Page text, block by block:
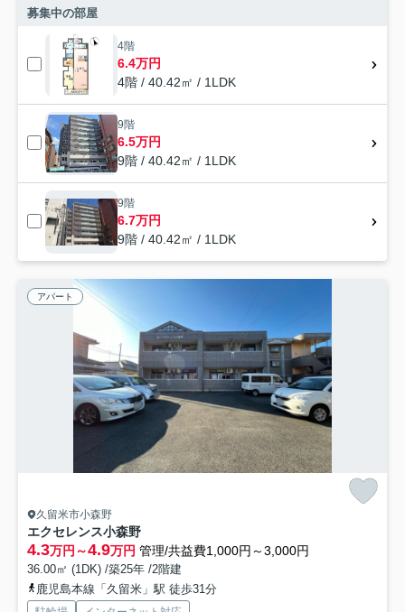
募集中の部屋
4階
6.4万円
4階 / 40.42㎡ / 1LDK
9階
6.5万円
9階 / 40.42㎡ / 1LDK
9階
6.7万円
9階 / 40.42㎡ / 1LDK
アパート
久留米市小森野
エクセレンス小森野
4.3万円～4.9万円 管理/共益費1,000円～3,000円
36.00㎡ (1DK) /築25年 /2階建
鹿児島本線「久留米」駅 徒歩31分